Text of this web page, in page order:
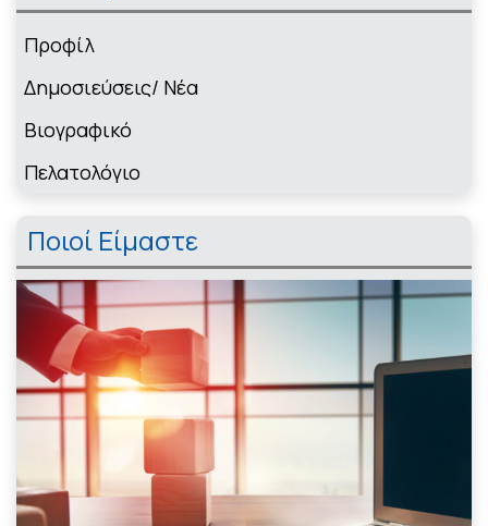
Πρoφίλ
Δημοσιεύσεις/ Νέα
Βιογραφικό
Πελατολόγιο
Ποιοί Είμαστε